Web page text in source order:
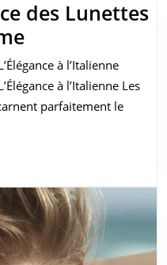
des Lunettes
Découvrez
l’Élégance
des
Lunettes
à l’Italienne
à l’Italienne Les
parfaitement le